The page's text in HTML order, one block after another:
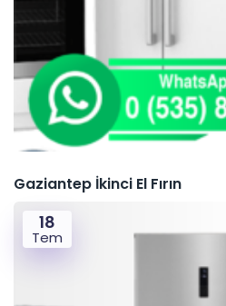
Gaziantep İkinci El Fırın
18
Tem